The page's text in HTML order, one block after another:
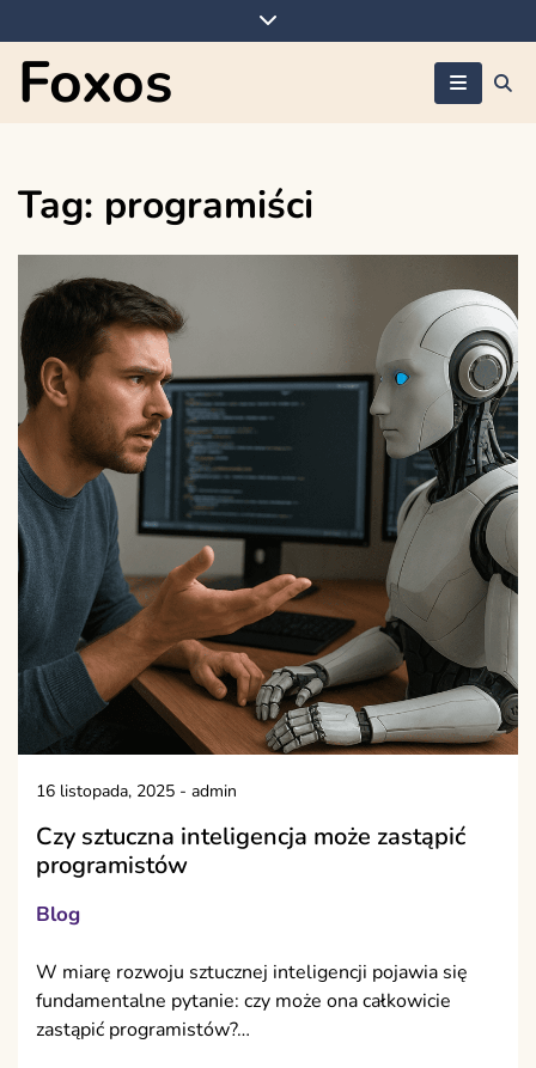
to
content
Foxos
Tag: programiści
16 listopada, 2025 - admin
Czy sztuczna inteligencja może zastąpić
programistów
Blog
W miarę rozwoju sztucznej inteligencji pojawia się
fundamentalne pytanie: czy może ona całkowicie
zastąpić programistów?…